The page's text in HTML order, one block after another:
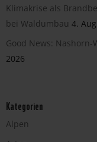
Klimakrise als
bei Waldumbau 4.
Good News:
2026
Kategorien
Alpen